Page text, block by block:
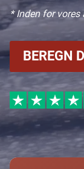
* Inden for vores
BEREGN